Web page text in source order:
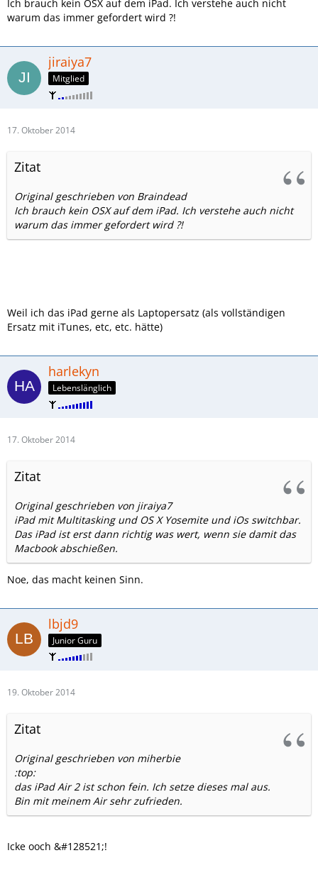
Ich brauch kein OSX auf dem iPad. Ich verstehe auch nicht
warum das immer gefordert wird ?!
jiraiya7
Mitglied
17. Oktober 2014
Zitat
Original geschrieben von Braindead
Ich brauch kein OSX auf dem iPad. Ich verstehe auch nicht
warum das immer gefordert wird ?!
Weil ich das iPad gerne als Laptopersatz (als vollständigen
Ersatz mit iTunes, etc, etc. hätte)
harlekyn
Lebenslänglich
17. Oktober 2014
Zitat
Original geschrieben von jiraiya7
iPad mit Multitasking und OS X Yosemite und iOs switchbar.
Das iPad ist erst dann richtig was wert, wenn sie damit das
Macbook abschießen.
Noe, das macht keinen Sinn.
lbjd9
Junior Guru
19. Oktober 2014
Zitat
Original geschrieben von miherbie
:top:
das iPad Air 2 ist schon fein. Ich setze dieses mal aus.
Bin mit meinem Air sehr zufrieden.
Icke ooch &#128521;!